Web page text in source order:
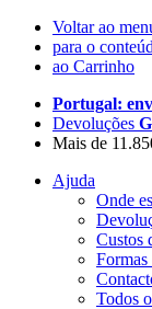
Voltar ao
para o
ao Carrinho
Portugal:
Devoluções
Mais de
Ajuda
Onde
Custos
Formas
Todos